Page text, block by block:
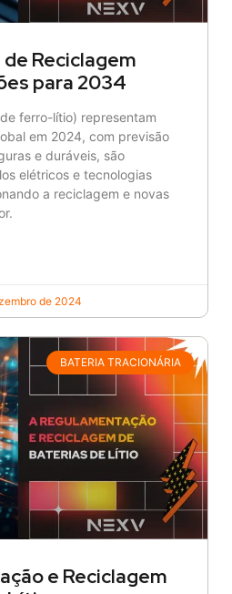
de Reciclagem
para 2034
ferro-lítio) representam
em 2024, com previsão
e duráveis, são
elétricos e tecnologias
a reciclagem e novas
de 2024
BATERIA TRACIONÁRIA
e Reciclagem